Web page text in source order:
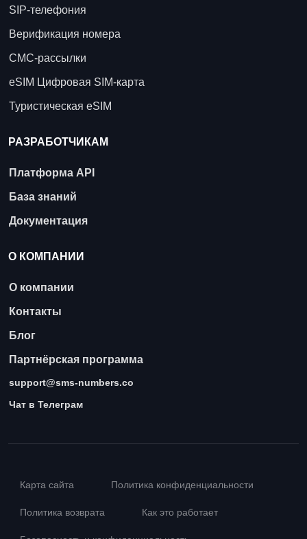
SIP-телефония
Верификация номера
СМС-рассылки
eSIM Цифровая SIM-карта
Туристическая eSIM
РАЗРАБОТЧИКАМ
Платформа API
База знаний
Документация
О КОМПАНИИ
О компании
Контакты
Блог
Партнёрская программа
support@sms-numbers.co
Чат в Телеграм
Карта сайта Политика конфиденциальности
Политика возврата Как это работает